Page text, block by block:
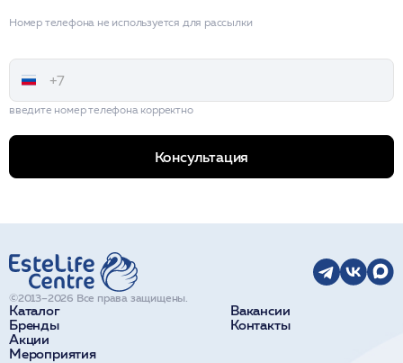
Номер телефона не используется для рассылки
введите номер телефона корректно
Консультация
Каталог
Бренды
Акции
Мероприятия
Вакансии
Контакты
©2013–2026 Все права защищены.